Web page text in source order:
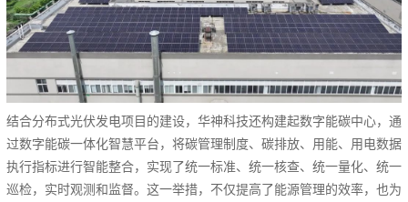
结合分布式光伏发电项目的建设，华神科技还构建起数字能碳中心，通
过数字能碳一体化智慧平台，将碳管理制度、碳排放、用能、用电数据
执行指标进行智能整合，实现了统一标准、统一核查、统一量化、统一
巡检，实时观测和监督。这一举措，不仅提高了能源管理的效率，也为